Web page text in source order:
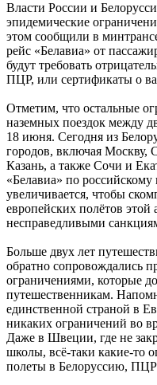
Власти России и
эпидемические
этом сообщили в
рейс «Белавиа» от
будут требовать
ПЦР, или сертификаты о
Отметим, что остальные
наземных поездок между
18 июня. Сегодня из
городов, включая Москву,
Казань, а также Сочи и
«Белавиа» по
увеличивается, чтобы
европейских полётов
несправедливыми
Больше двух лет
обратно сопровождались
ограничениями, которые
путешественникам.
единственной страной в
никаких ограничений во
Даже в Швеции, где не
школы, всё-таки какие-то
полеты в Белоруссию,